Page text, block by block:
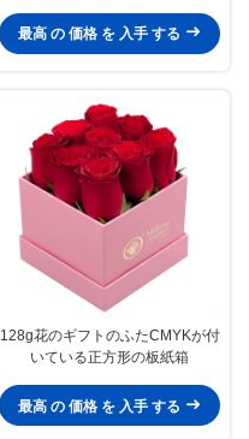
最高 の 価格 を 入手 する
128g花のギフトのふたCMYKが付
いている正方形の板紙箱
最高 の 価格 を 入手 する